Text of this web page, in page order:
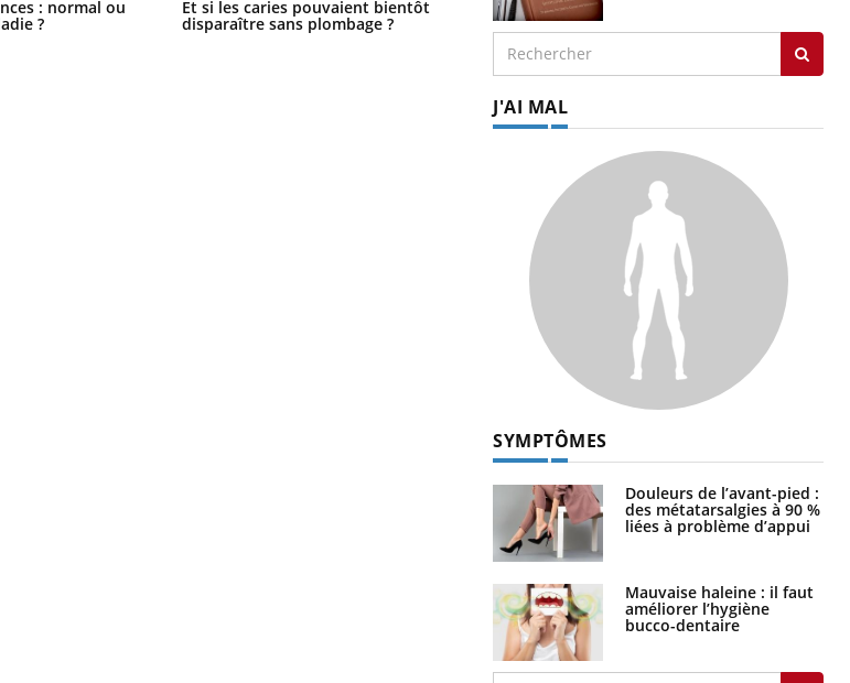
: normal ou
?
Et si les caries pouvaient bientôt
disparaître sans plombage ? verres adaptés, c'est indispensable
pour la santé des yeux”
J'AI MAL
SYMPTÔMES
Douleurs de l’avant-pied :
des métatarsalgies à 90 %
liées à problème d’appui
Mauvaise haleine : il faut
améliorer l’hygiène
bucco-dentaire